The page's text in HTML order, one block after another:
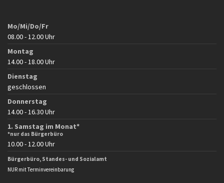
Mo/Mi/Do/Fr
08.00 - 12.00 Uhr
Montag
14.00 - 18.00 Uhr
Dienstag
geschlossen
Donnerstag
14.00 - 16.30 Uhr
1. Samstag im Monat*
*nur das Bürgerbüro
10.00 - 12.00 Uhr
Bürgerbüro, Standes- und Sozialamt
NUR mit Terminvereinbarung